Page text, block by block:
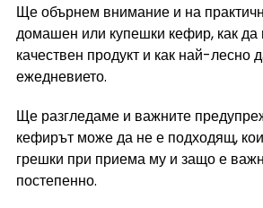
Ще обърнем внимание и на
домашен или купешки кефир, как да
качествен продукт и как най-лесно
ежедневието.
Ще разгледаме и важните
кефирът може да не е подходящ,
грешки при приема му и защо е
постепенно.